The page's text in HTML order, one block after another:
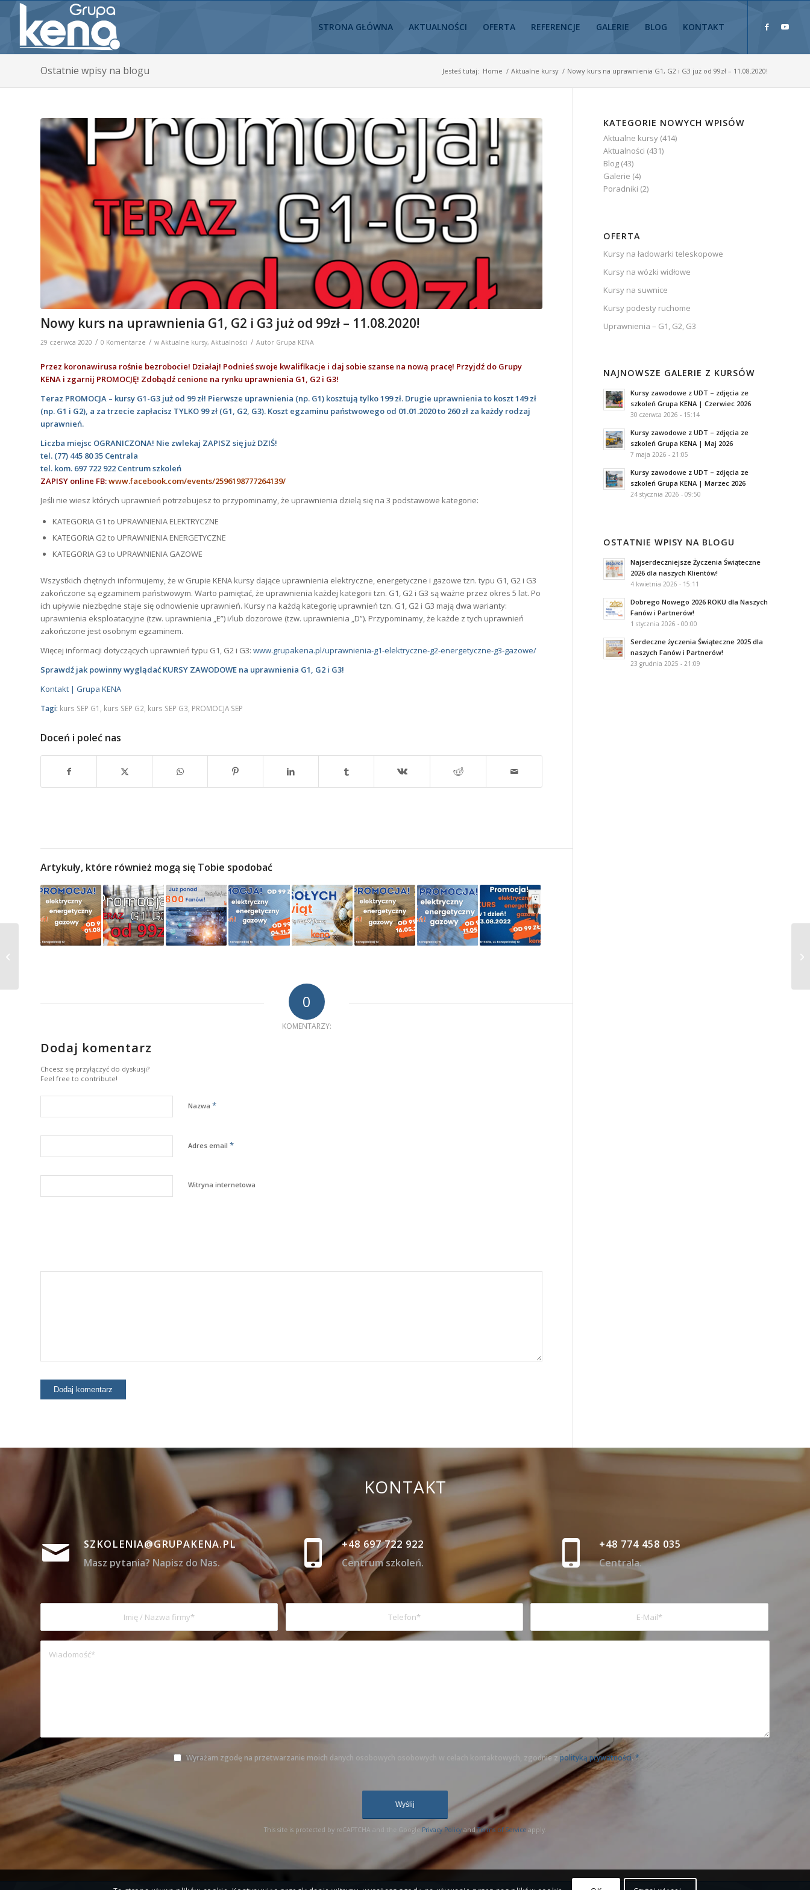
STRONA GŁÓWNA AKTUALNOŚCI OFERTA REFERENCJE GALERIE BLOG KONTAKT
Ostatnie wpisy na blogu Jesteś tutaj: Home / Aktualne kursy / Nowy kurs na uprawnienia G1, G2 i G3 już od 99zł – 11.08.2020!
Nowy kurs na uprawnienia G1, G2 i G3 już od 99zł – 11.08.2020!
29 czerwca 2020 / 0 Komentarze / w Aktualne kursy, Aktualności / Autor Grupa KENA
Przez koronawirusa rośnie bezrobocie! Działaj! Podnieś swoje kwalifikacje i daj sobie szanse na nową pracę! Przyjdź do Grupy
KENA i zgarnij PROMOCJĘ! Zdobądź cenione na rynku uprawnienia G1, G2 i G3!
Teraz PROMOCJA – kursy G1-G3 już od 99 zł! Pierwsze uprawnienia (np. G1) kosztują tylko 199 zł. Drugie uprawnienia to koszt 149 zł
(np. G1 i G2), a za trzecie zapłacisz TYLKO 99 zł (G1, G2, G3). Koszt egzaminu państwowego od 01.01.2020 to 260 zł za każdy rodzaj
uprawnień.
Liczba miejsc OGRANICZONA! Nie zwlekaj ZAPISZ się już DZIŚ!
tel. (77) 445 80 35 Centrala
tel. kom. 697 722 922 Centrum szkoleń
ZAPISY online FB:www.facebook.com/events/2596198777264139/
Jeśli nie wiesz których uprawnień potrzebujesz to przypominamy, że uprawnienia dzielą się na 3 podstawowe kategorie:
KATEGORIA G1 to UPRAWNIENIA ELEKTRYCZNE
KATEGORIA G2 to UPRAWNIENIA ENERGETYCZNE
KATEGORIA G3 to UPRAWNIENIA GAZOWE
Wszystkich chętnych informujemy, że w Grupie KENA kursy dające uprawnienia elektryczne, energetyczne i gazowe tzn. typu G1, G2 i G3
zakończone są egzaminem państwowym. Warto pamiętać, że uprawnienia każdej kategorii tzn. G1, G2 i G3 są ważne przez okres 5 lat. Po
ich upływie niezbędne staje się odnowienie uprawnień. Kursy na każdą kategorię uprawnień tzn. G1, G2 i G3 mają dwa warianty:
uprawnienia eksploatacyjne (tzw. uprawnienia „E”) i/lub dozorowe (tzw. uprawnienia „D”). Przypominamy, że każde z tych uprawnień
zakończone jest osobnym egzaminem.
Więcej informacji dotyczących uprawnień typu G1, G2 i G3: www.grupakena.pl/uprawnienia-g1-elektryczne-g2-energetyczne-g3-gazowe/
Sprawdź jak powinny wyglądać KURSY ZAWODOWE na uprawnienia G1, G2 i G3!
Kontakt | Grupa KENA
Tagi: kurs SEP G1 kurs SEP G2 kurs SEP G3 PROMOCJA SEP
Doceń i poleć nas
Artykuły, które również mogą się Tobie spodobać
0
KOMENTARZY:
Dodaj komentarz
Chcesz się przyłączyć do dyskusji?
Feel free to contribute!
Nazwa *
Adres email *
Witryna internetowa
KATEGORIE NOWYCH WPISÓW
Aktualne kursy (414)
Aktualności (431)
Blog (43)
Galerie (4)
Poradniki (2)
OFERTA
Kursy na ładowarki teleskopowe
Kursy na wózki widłowe
Kursy na suwnice
Kursy podesty ruchome
Uprawnienia – G1, G2, G3
NAJNOWSZE GALERIE Z KURSÓW
Kursy zawodowe z UDT – zdjęcia ze
szkoleń Grupa KENA | Czerwiec 2026
30 czerwca 2026 - 15:14
Kursy zawodowe z UDT – zdjęcia ze
szkoleń Grupa KENA | Maj 2026
7 maja 2026 - 21:05
Kursy zawodowe z UDT – zdjęcia ze
szkoleń Grupa KENA | Marzec 2026
24 stycznia 2026 - 09:50
OSTATNIE WPISY NA BLOGU
Najserdeczniejsze Życzenia Świąteczne
2026 dla naszych Klientów!
4 kwietnia 2026 - 15:11
Dobrego Nowego 2026 ROKU dla Naszych
Fanów i Partnerów!
1 stycznia 2026 - 00:00
Serdeczne życzenia Świąteczne 2025 dla
naszych Fanów i Partnerów!
23 grudnia 2025 - 21:09
KONTAKT
SZKOLENIA@GRUPAKENA.PL
Masz pytania? Napisz do Nas.
+48 697 722 922
Centrum szkoleń.
+48 774 458 035
Centrala.
Wyrażam zgodę na przetwarzanie moich danych osobowych osobowych w celach kontaktowych, zgodnie z polityką prywatności. *
Sorry, a problem occurred trying to communicate with Google reCAPTCHA API. You are currently not able to submit the
contact form. Please try again later - reload the page and also check your internet connection.
This site is protected by reCAPTCHA and the Google Privacy PolicyandTerms of Serviceapply.
Nowy kurs na